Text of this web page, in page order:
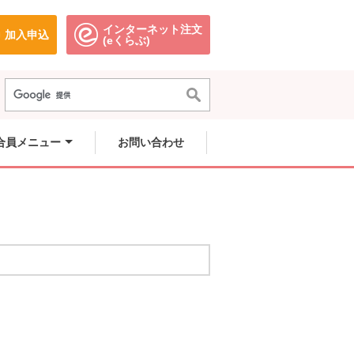
きます。
加入申込
別のウィンドウで開きます。
インターネット注文
(eくらぶ)別のウィンドウで開きます。
員メニュー お問い合わせ